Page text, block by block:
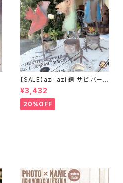
【SALE】azi-azi 錆 サビ バード
メタルプランター
¥3,432
20%OFF